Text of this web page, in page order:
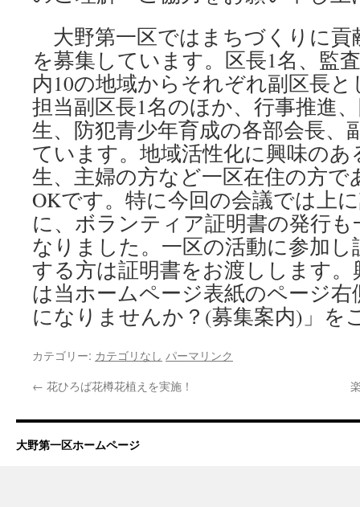
大野第一区ではまちづくりに貢
を募集しています。区長1名、監
内10の地域からそれぞれ副区長
担当副区長1名のほか、行事推進
生、防犯青少年育成の各部会長、
ています。地域活性化に興味のあ
生、主婦の方など一区在住の方
OKです。特に今回の会議では上
に、ボランティア証明書の発行
なりました。一区の活動に参加
する方は証明書をお渡しします
は当ホームページ表紙のページ
になりませんか？(募集案内)」を
カテゴリー: カテゴリなし パーマリンク
← 花ひろば花樽花植えを実施！
大野第一区ホームページ